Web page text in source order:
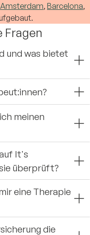
Amsterdam, Barcelona,
und was bietet
meinen
It's
überprüft?
eine Therapie
die